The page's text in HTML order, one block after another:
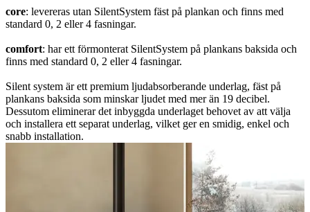
core: levereras utan SilentSystem fäst på plankan och finns med
standard 0, 2 eller 4 fasningar.
comfort: har ett förmonterat SilentSystem på plankans baksida och
finns med standard 0, 2 eller 4 fasningar.
Silent system är ett premium ljudabsorberande underlag, fäst på
plankans baksida som minskar ljudet med mer än 19 decibel.
Dessutom eliminerar det inbyggda underlaget behovet av att välja
och installera ett separat underlag, vilket ger en smidig, enkel och
snabb installation.